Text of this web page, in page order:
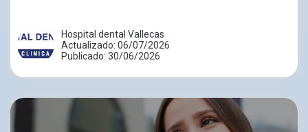
Hospital dental Vallecas
Actualizado: 06/07/2026
Publicado: 30/06/2026